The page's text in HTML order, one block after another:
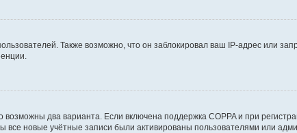
Также возможно, что он заблокировал ваш IP-адрес или
два варианта. Если включена поддержка COPPA и при
новые учётные записи были активированы пользователями или